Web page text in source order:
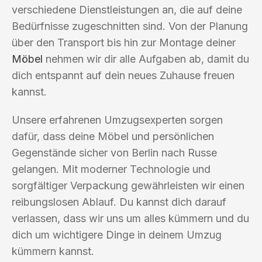
verschiedene Dienstleistungen an, die auf deine
Bedürfnisse zugeschnitten sind. Von der Planung
über den Transport bis hin zur Montage deiner
Möbel nehmen wir dir alle Aufgaben ab, damit du
dich entspannt auf dein neues Zuhause freuen
kannst.
Unsere erfahrenen Umzugsexperten sorgen
dafür, dass deine Möbel und persönlichen
Gegenstände sicher von Berlin nach Russe
gelangen. Mit moderner Technologie und
sorgfältiger Verpackung gewährleisten wir einen
reibungslosen Ablauf. Du kannst dich darauf
verlassen, dass wir uns um alles kümmern und du
dich um wichtigere Dinge in deinem Umzug
kümmern kannst.